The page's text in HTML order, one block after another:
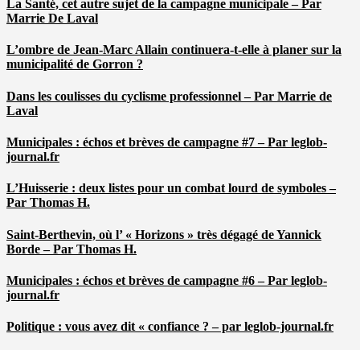
La Santé, cet autre sujet de la campagne municipale – Par
Marrie De Laval
L’ombre de Jean-Marc Allain continuera-t-elle à planer sur la
municipalité de Gorron ?
Dans les coulisses du cyclisme professionnel – Par Marrie de
Laval
Municipales : échos et brèves de campagne #7 – Par leglob-
journal.fr
L’Huisserie : deux listes pour un combat lourd de symboles –
Par Thomas H.
Saint-Berthevin, où l’ « Horizons » très dégagé de Yannick
Borde – Par Thomas H.
Municipales : échos et brèves de campagne #6 – Par leglob-
journal.fr
Politique : vous avez dit « confiance ? – par leglob-journal.fr